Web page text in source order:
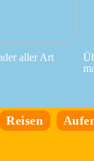
aller Art
Reisen